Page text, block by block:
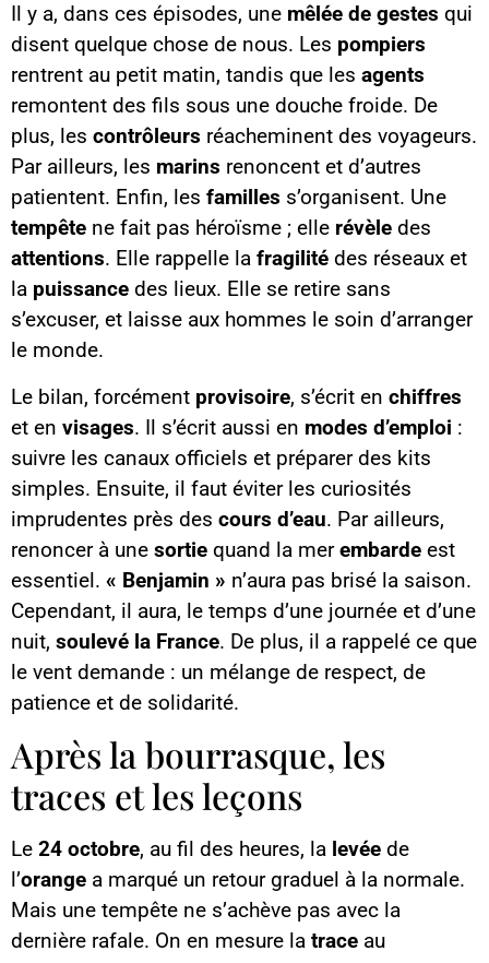
Il y a, dans ces épisodes, une mêlée de gestes qui
disent quelque chose de nous. Les pompiers
rentrent au petit matin, tandis que les agents
remontent des fils sous une douche froide. De
plus, les contrôleurs réacheminent des voyageurs.
Par ailleurs, les marins renoncent et d’autres
patientent. Enfin, les familles s’organisent. Une
tempête ne fait pas héroïsme ; elle révèle des
attentions. Elle rappelle la fragilité des réseaux et
la puissance des lieux. Elle se retire sans
s’excuser, et laisse aux hommes le soin d’arranger
le monde.
Le bilan, forcément provisoire, s’écrit en chiffres
et en visages. Il s’écrit aussi en modes d’emploi :
suivre les canaux officiels et préparer des kits
simples. Ensuite, il faut éviter les curiosités
imprudentes près des cours d’eau. Par ailleurs,
renoncer à une sortie quand la merembarde est
essentiel. « Benjamin » n’aura pas brisé la saison.
Cependant, il aura, le temps d’une journée et d’une
nuit, soulevé la France. De plus, il a rappelé ce que
le vent demande : un mélange de respect, de
patience et de solidarité.
Après la bourrasque, les
traces et les leçons
Le 24 octobre, au fil des heures, la levée de
l’orange a marqué un retour graduel à la normale.
Mais une tempête ne s’achève pas avec la
dernière rafale. On en mesure la trace au